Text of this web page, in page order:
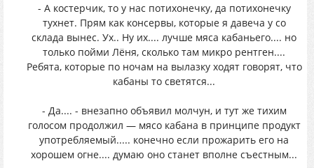
- А костерчик, то у нас потихонечку, да потихонечку
тухнет. Прям как консервы, которые я давеча у со
склада вынес. Ух.. Ну их.... лучше мяса кабаньего.... но
только пойми Лёня, сколько там микро рентген....
Ребята, которые по ночам на вылазку ходят говорят, что
кабаны то светятся...
- Да.... - внезапно объявил молчун, и тут же тихим
голосом продолжил — мясо кабана в принципе продукт
употребляемый..... конечно если прожарить его на
хорошем огне.... думаю оно станет вполне съестным...